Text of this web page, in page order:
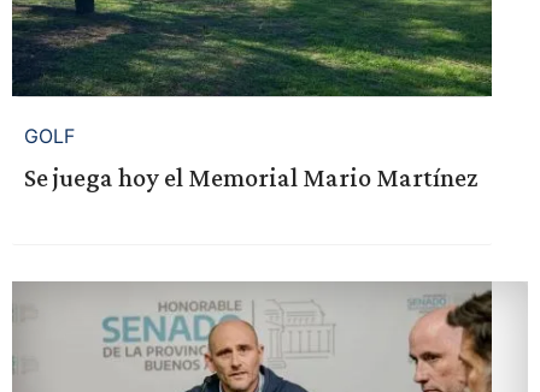
GOLF
Se juega hoy el Memorial Mario Martínez